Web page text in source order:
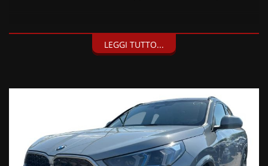
• Consegna a domicilio;
individuali/società);
• Polizze Kasko fino a 60 mesi di durata con estensione “valore
• Garanzia legale di Conformità prevista obbligatoriamente
dal Codice del Consumo;
• Garanzia estendibile fino a 60 mesi.
LEGGI TUTTO...